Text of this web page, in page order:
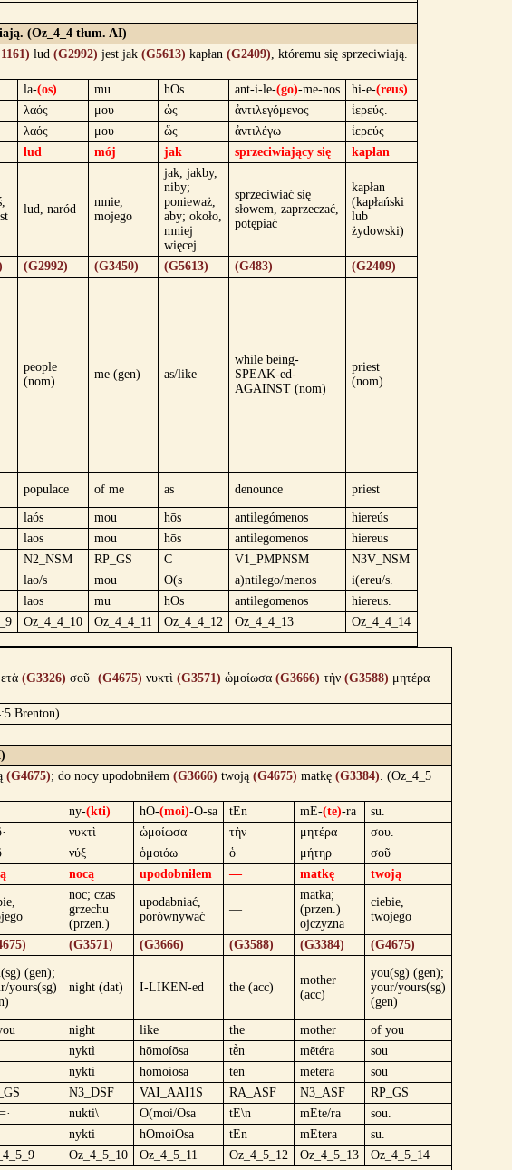
(Oz_4_4 tłum. AI)
lud (G2992) jest jak (G5613) kapłan (G2409), któremu się sprzeciwiają.
la-(os) mu hOs ant-i-le-(go)-me-nos hi-e-(reus).
λαός μου ὡς ἀντιλεγόμενος
ἱερεύς.
λαός μου ὥς ἀντιλέγω
ἱερεύς
lud mój jak sprzeciwiający się kapłan
lud, naród
mnie,
mojego
jak, jakby,
niby;
ponieważ,
aby; około,
mniej
więcej
sprzeciwiać się
słowem, zaprzeczać,
potępiać
kapłan
(kapłański
lub
żydowski)
(G2992) (G3450) (G5613) (G483) (G2409)
people
(nom)
me (gen) as/like
while being-
SPEAK-ed-
AGAINST (nom)
priest
(nom)
populace of me as denounce priest
laós mou hōs antilegómenos
hiereús
laos mou hōs antilegomenos
hiereus
N2_NSM RP_GS C V1_PMPNSM
N3V_NSM
lao/s mou O(s a)ntilego/menos
i(ereu/s.
laos mu hOs antilegomenos
hiereus.
Oz_4_4_10 Oz_4_4_11 Oz_4_4_12 Oz_4_4_13 Oz_4_4_14
(G3326) σοῦ· (G4675) νυκτὶ (G3571) ὡμοίωσα (G3666) τὴν (G3588) μητέρα
Brenton)
(G4675); do nocy upodobniłem (G3666) twoją (G4675) matkę (G3384). (Oz_4_5
ny-(kti) hO-(moi)-O-sa tEn mE-(te)-ra
su.
νυκτὶ ὡμοίωσα τὴν μητέρα
σου.
νύξ ὁμοιόω ὁ μήτηρ
σοῦ
nocą upodobniłem — matkę twoją
noc; czas
grzechu
(przen.)
upodabniać,
porównywać
—
matka;
(przen.)
ojczyzna
ciebie,
twojego
(G3571) (G3666) (G3588) (G3384) (G4675)
(gen);
yours(sg)
night (dat) I-LIKEN-ed the (acc)
mother
(acc)
you(sg) (gen);
your/yours(sg)
(gen)
night like the mother
of you
nyktì hōmoíōsa tḕn mētéra
sou
nykti hōmoiōsa tēn mētera
sou
N3_DSF VAI_AAI1S RA_ASF N3_ASF
RP_GS
nukti\ O(moi/Osa tE\n mEte/ra
sou.
nykti hOmoiOsa tEn mEtera
su.
Oz_4_5_10 Oz_4_5_11 Oz_4_5_12 Oz_4_5_13 Oz_4_5_14